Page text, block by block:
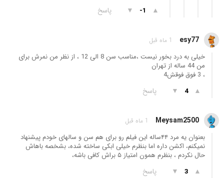
▲
-1
▼ پاسخ
esy77 1 ماه قبل
خیلی بە درد بخور نیست ،مناسب سن 8 الی 12 ، از نظر من نمرش برای
من 44 سالە از تھران
، 3 فوق فوقش4
▲
4
▼ پاسخ
Meysam2500 1 ماه قبل
بعنوان یه مرد ۴۴ساله این فیلم رو برای هم سن و سالهای خودم پیشنهاد
نمیکنم، اکشن داره اما بنظرم خیلی ابکی ساخته شده، بشخصه باهاش
حال نکردم ، بنظرم همون امتیاز ۵ براش کافی باشه،
▲
3
▼ پاسخ